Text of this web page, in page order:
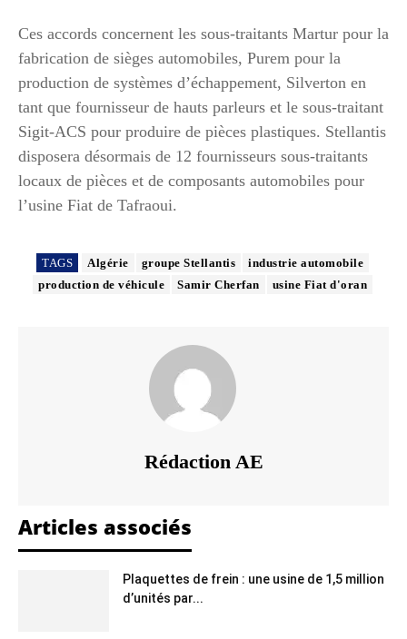
Ces accords concernent les sous-traitants Martur pour la
fabrication de sièges automobiles, Purem pour la
production de systèmes d’échappement, Silverton en
tant que fournisseur de hauts parleurs et le sous-traitant
Sigit-ACS pour produire de pièces plastiques. Stellantis
disposera désormais de 12 fournisseurs sous-traitants
locaux de pièces et de composants automobiles pour
l’usine Fiat de Tafraoui.
TAGS Algérie groupe Stellantis
industrie automobile
production de véhicule
Samir Cherfan usine Fiat d'oran
Rédaction AE
Articles associés
Plaquettes de frein : une usine de 1,5 million
d’unités par...